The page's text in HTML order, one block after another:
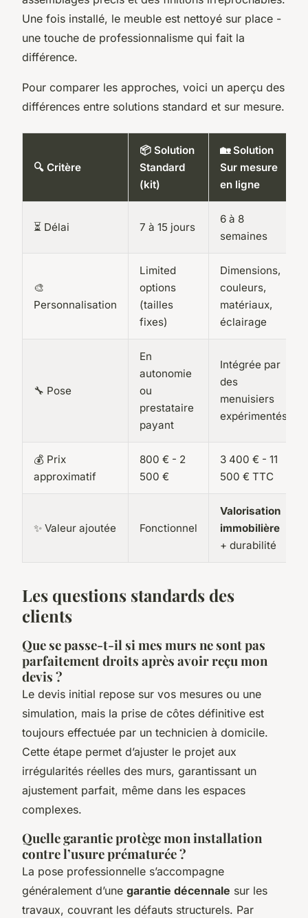
Une fois installé, le meuble est nettoyé sur place -
une touche de professionnalisme qui fait la
différence.
Pour comparer les approches, voici un aperçu des
différences entre solutions standard et sur mesure.
🔍 Critère
📦 Solution
Standard
(kit)
🏡 Solution
Sur mesure
en ligne
⏳ Délai 7 à 15 jours
6 à 8
semaines
🎨
Personnalisation
Limited
options
(tailles
fixes)
Dimensions,
couleurs,
matériaux,
éclairage
🔧 Pose
En
autonomie
ou
prestataire
payant
Intégrée par
des
menuisiers
expérimentés
💰 Prix
approximatif
800 € - 2
500 €
3 400 € - 11
500 € TTC
✨ Valeur ajoutée Fonctionnel
Valorisation
immobilière
+ durabilité
Les questions standards des
clients
Que se passe-t-il si mes murs ne sont pas
parfaitement droits après avoir reçu mon
devis ?
Le devis initial repose sur vos mesures ou une
simulation, mais la prise de côtes définitive est
toujours effectuée par un technicien à domicile.
Cette étape permet d’ajuster le projet aux
irrégularités réelles des murs, garantissant un
ajustement parfait, même dans les espaces
complexes.
Quelle garantie protège mon installation
contre l’usure prématurée ?
La pose professionnelle s’accompagne
généralement d’une garantie décennale sur les
travaux, couvrant les défauts structurels. Par